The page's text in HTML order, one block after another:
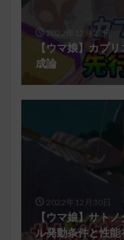
2022年12月27日
【ウマ娘】カプ
成論
2022年12月30日
【ウマ娘】サト
ル発動条件と性能